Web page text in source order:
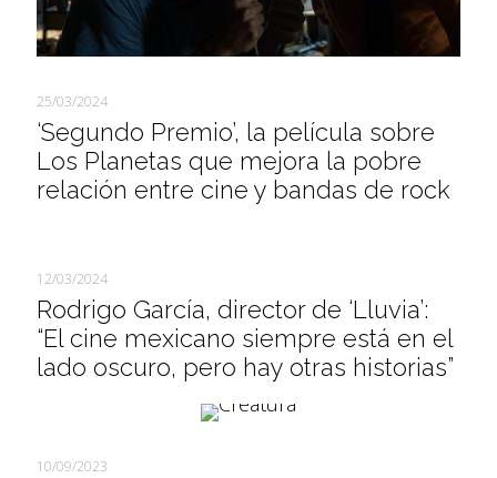
25/03/2024
‘Segundo Premio’, la película sobre
Los Planetas que mejora la pobre
relación entre cine y bandas de rock
12/03/2024
Rodrigo García, director de ‘Lluvia’:
“El cine mexicano siempre está en el
lado oscuro, pero hay otras historias”
10/09/2023